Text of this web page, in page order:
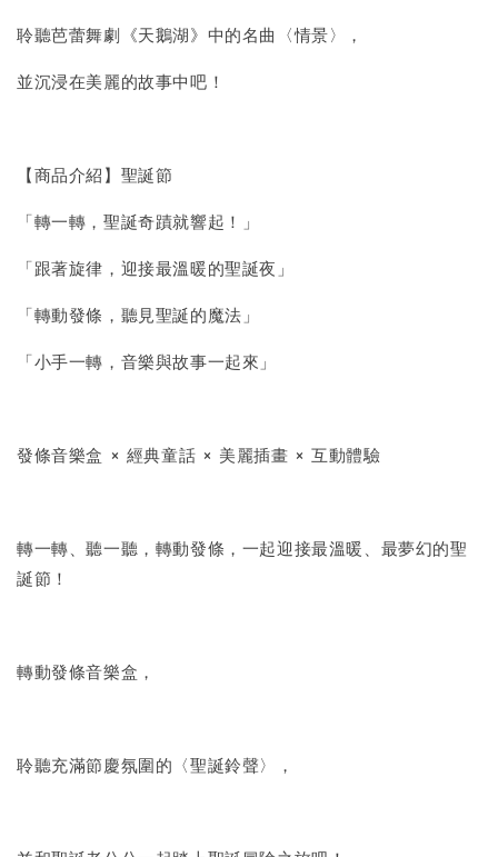
聆聽芭蕾舞劇《天鵝湖》中的名曲〈情景〉，
並沉浸在美麗的故事中吧！
【商品介紹】聖誕節
「轉一轉，聖誕奇蹟就響起！」
「跟著旋律，迎接最溫暖的聖誕夜」
「轉動發條，聽見聖誕的魔法」
「小手一轉，音樂與故事一起來」
發條音樂盒 × 經典童話 × 美麗插畫 × 互動體驗
轉一轉、聽一聽，轉動發條，一起迎接最溫暖、最夢幻的聖
誕節！
轉動發條音樂盒，
聆聽充滿節慶氛圍的〈聖誕鈴聲〉，